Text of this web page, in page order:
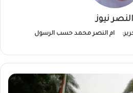
النصر نيوز
ام النصر محمد حسب الرسول